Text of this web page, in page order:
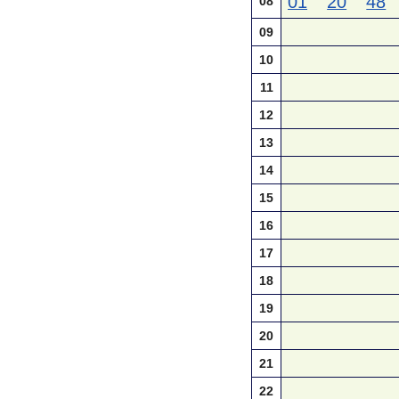
09
10
11
12
13
14
15
16
17
18
19
20
21
22